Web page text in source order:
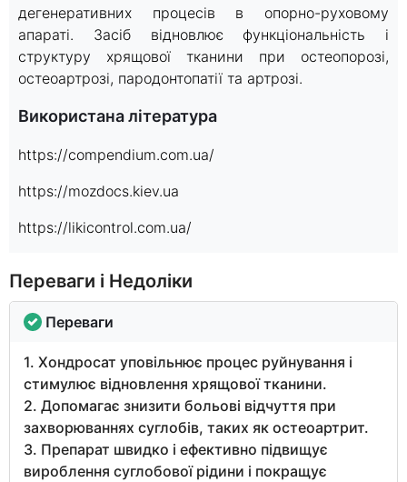
дегенеративних процесів в опорно-руховому
апараті. Засіб відновлює функціональність і
структуру хрящової тканини при остеопорозі,
остеоартрозі, пародонтопатії та артрозі.
Використана література
https://compendium.com.ua/
https://mozdocs.kiev.ua
https://likicontrol.com.ua/
Переваги і Недоліки
Переваги
1. Хондросат уповільнює процес руйнування і
стимулює відновлення хрящової тканини.
2. Допомагає знизити больові відчуття при
захворюваннях суглобів, таких як остеоартрит.
3. Препарат швидко і ефективно підвищує
вироблення суглобової рідини і покращує